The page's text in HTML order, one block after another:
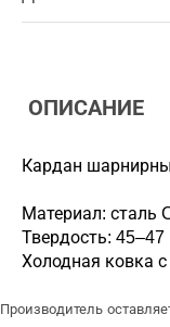
ОПИСАНИЕ
Кардан
Материал: сталь
Твердость: 45–47
Холодная ковка
Производитель